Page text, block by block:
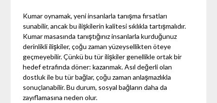
Kumar oynamak, yeni insanlarla tanışma fırsatları
sunabilir, ancak bu ilişkilerin kalitesi sıklıkla tartışmalıdır.
Kumar masasında tanıştığınız insanlarla kurduğunuz
derinlikli ilişkiler, çoğu zaman yüzeysellikten öteye
geçmeyebilir. Çünkü bu tür ilişkiler genellikle ortak bir
hedef etrafında döner: kazanmak. Asıl değerli olan
dostluk ile bu tür bağlar, çoğu zaman anlaşmazlıkla
sonuçlanabilir. Bu durum, sosyal bağların daha da
zayıflamasına neden olur.